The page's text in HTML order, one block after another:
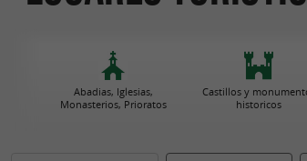
Abadias, Iglesias,
Monasterios, Prioratos
Castillos y
historicos